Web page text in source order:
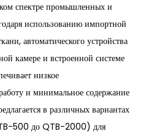
спектре промышленных и
использованию импортной
автоматического устройства
камере и встроенной системе
низкое
и минимальное содержание
в различных вариантах
500 до QTB-2000) для